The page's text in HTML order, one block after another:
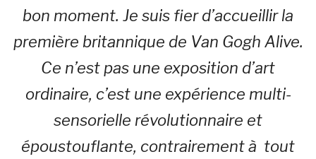
bon moment. Je suis fier d’accueillir la
première britannique de Van Gogh Alive.
Ce n’est pas une exposition d’art
ordinaire, c’est une expérience multi-
sensorielle révolutionnaire et
époustouflante, contrairement à tout